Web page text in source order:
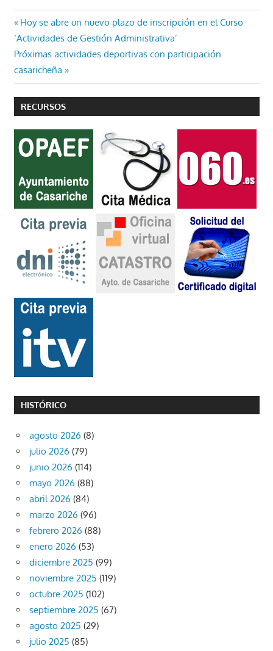
Navegación
de
entradas
Entrada
anterior:
Hoy se abre un nuevo plazo de inscripción en el Curso
‘Actividades de Gestión Administrativa’
Entrada
siguiente:
Próximas actividades deportivas con participación
casaricheña
RECURSOS
HISTÓRICO
agosto 2026 (8)
julio 2026 (79)
junio 2026 (114)
mayo 2026 (88)
abril 2026 (84)
marzo 2026 (96)
febrero 2026 (88)
enero 2026 (53)
diciembre 2025 (99)
noviembre 2025 (119)
octubre 2025 (102)
septiembre 2025 (67)
agosto 2025 (29)
julio 2025 (85)